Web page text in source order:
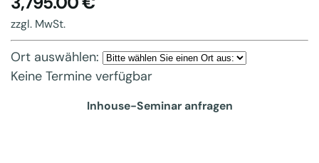
zzgl. MwSt.
Ort auswählen:
Keine Termine verfügbar
Inhouse-Seminar anfragen